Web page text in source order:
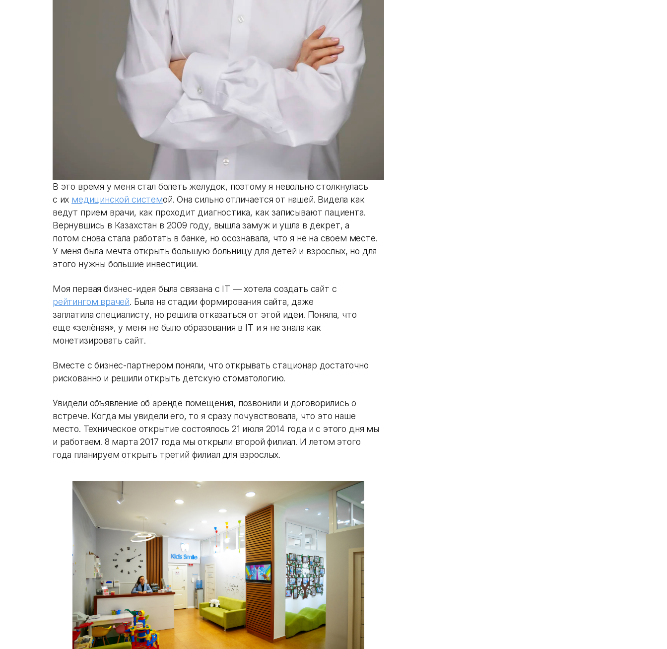
В это время у меня стал болеть желудок, поэтому я невольно столкнулась
с их медицинской системой. Она сильно отличается от нашей. Видела как
ведут прием врачи, как проходит диагностика, как записывают пациента.
Вернувшись в Казахстан в 2009 году, вышла замуж и ушла в декрет, а
потом снова стала работать в банке, но осознавала, что я не на своем месте.
У меня была мечта открыть большую больницу для детей и взрослых, но для
этого нужны большие инвестиции.
Моя первая бизнес-идея была связана с IT — хотела создать сайт с
рейтингом врачей. Была на стадии формирования сайта, даже
заплатила специалисту, но решила отказаться от этой идеи. Поняла, что
еще «зелёная», у меня не было образования в IT и я не знала как
монетизировать сайт.
Вместе с бизнес-партнером поняли, что открывать стационар достаточно
рискованно и решили открыть детскую стоматологию.
Увидели объявление об аренде помещения, позвонили и договорились о
встрече. Когда мы увидели его, то я сразу почувствовала, что это наше
место. Техническое открытие состоялось 21 июля 2014 года и с этого дня мы
и работаем. 8 марта 2017 года мы открыли второй филиал. И летом этого
года планируем открыть третий филиал для взрослых.